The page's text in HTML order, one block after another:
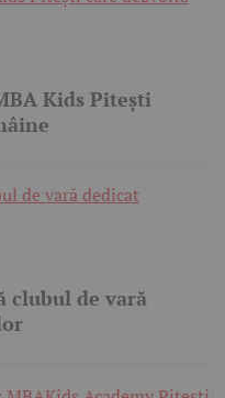
Kids Pitești
clubul de vară